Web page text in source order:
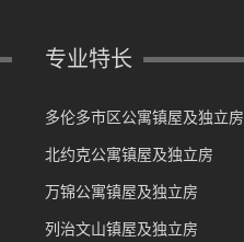
专业特长
多伦多市区公寓镇屋及独立房
北约克公寓镇屋及独立房
万锦公寓镇屋及独立房
列治文山镇屋及独立房